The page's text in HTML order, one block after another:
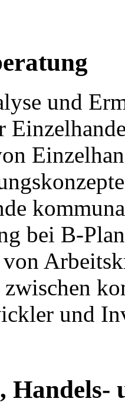
und
bei B-
und
Handels-